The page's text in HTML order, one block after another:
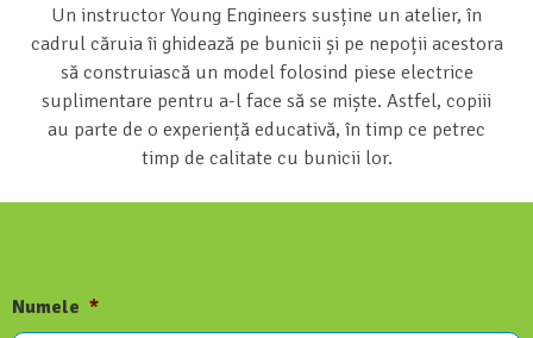
Un instructor Young Engineers susține un atelier, în
cadrul căruia îi ghidează pe bunicii și pe nepoții acestora
să construiască un model folosind piese electrice
suplimentare pentru a-l face să se miște. Astfel, copiii
au parte de o experiență educativă, în timp ce petrec
timp de calitate cu bunicii lor.
Numele *